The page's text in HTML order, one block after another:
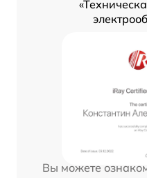
Вы можете